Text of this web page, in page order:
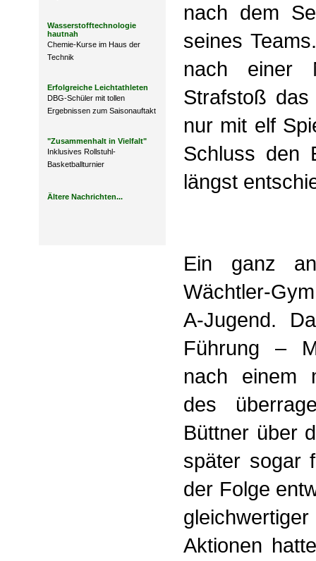
Wasserstofftechnologie
hautnah
Chemie-Kurse im Haus der
Technik
Erfolgreiche Leichtathleten
DBG-Schüler mit tollen
Ergebnissen zum Saisonauftakt
"Zusammenhalt in Vielfalt"
Inklusives Rollstuhl-
Basketballturnier
Ältere Nachrichten...
nach dem
seines
nach einer
Strafstoß
nur mit elf
Schluss den
längst
Ein ganz
Wächtler-
A-Jugend.
Führung –
nach einem
des
Büttner über
später sogar
der Folge
Aktionen